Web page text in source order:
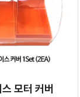
모터 커버